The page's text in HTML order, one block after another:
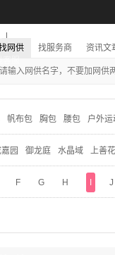
网供 找服务商 资讯文
帆布包 胸包 腰包 户外运
园 御龙庭 水晶域 上善
F G H J